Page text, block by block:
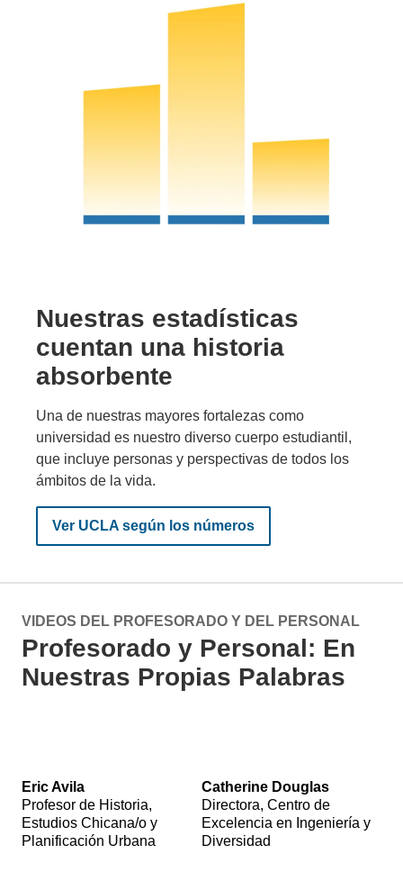
Nuestras estadísticas
cuentan una historia
absorbente
Una de nuestras mayores fortalezas como
universidad es nuestro diverso cuerpo estudiantil,
que incluye personas y perspectivas de todos los
ámbitos de la vida.
Ver UCLA según los números
VIDEOS DEL PROFESORADO Y DEL PERSONAL
Profesorado y Personal: En
Nuestras Propias Palabras
alternative:
Eric
AvilaProfesor
de
Historia,
Eric Avila
Profesor de Historia,
Estudios Chicana/o y
Planificación Urbana
alternative:
Catherine
DouglasDirectora,
Centro
de
Catherine Douglas
Directora, Centro de
Excelencia en Ingeniería y
Diversidad